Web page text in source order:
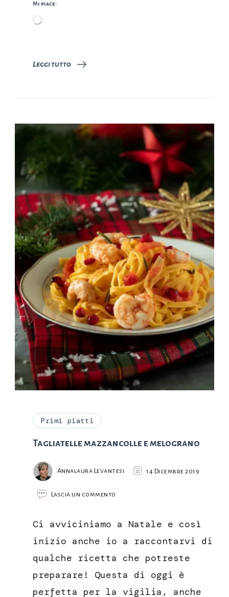
Mi piace:
Caricamento
Leggi tutto
Primi piatti
Tagliatelle mazzancolle e melograno
Annalaura Levantesi 14 Dicembre 2019
Lascia un commento
e
Ci avviciniamo a Natale e così
inizio anche io a raccontarvi di
qualche ricetta che potreste
preparare! Questa di oggi è
perfetta per la vigilia, anche